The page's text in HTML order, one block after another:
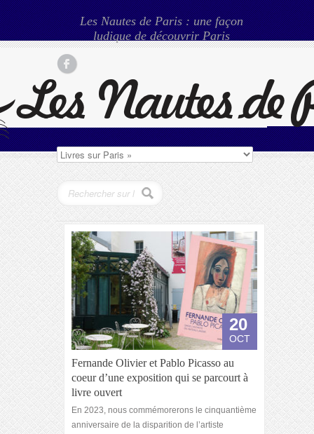
Les Nautes de Paris : une façon
ludique de découvrir Paris
20
OCT
Fernande Olivier et Pablo Picasso au
coeur d’une exposition qui se parcourt à
livre ouvert
En 2023, nous commémorerons le cinquantième
anniversaire de la disparition de l’artiste